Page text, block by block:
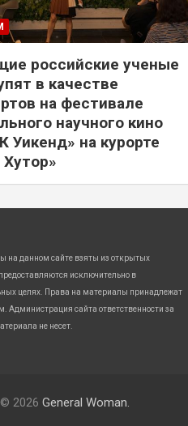
российские ученые
в качестве
на фестивале
научного кино
Уикенд» на курорте
Хутор»
на данном сайте взяты из открытых
исключительно в
целях. Права на материалы принадлежат
Администрация сайта ответственности за
не несет.
2026 General Woman.